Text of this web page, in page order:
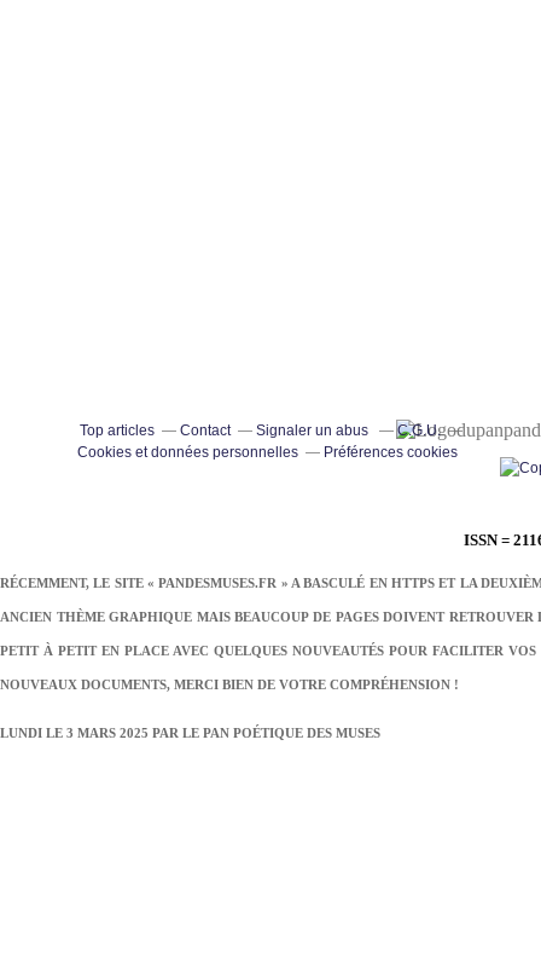
ISSN =
RÉCEMMENT, LE SITE « PANDESMUSES.FR » A BASCULÉ EN HTTPS ET LA
ANCIEN THÈME GRAPHIQUE MAIS BEAUCOUP DE PAGES DOIVENT
PETIT À PETIT EN PLACE AVEC QUELQUES NOUVEAUTÉS POUR FACILITER
NOUVEAUX DOCUMENTS, MERCI BIEN DE VOTRE COMPRÉHENSION !
LUNDI LE 3 MARS 2025 PAR LE PAN POÉTIQUE DES MUSES
Top articles Contact Signaler un abus
C.G.U.
Cookies et données personnelles
Préférences cookies